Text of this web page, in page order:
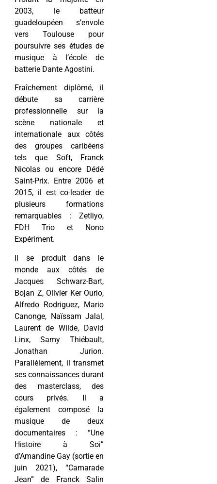
2003, le batteur
guadeloupéen s’envole
vers Toulouse pour
poursuivre ses études de
musique à l’école de
batterie Dante Agostini.
Fraîchement diplômé, il
débute sa carrière
professionnelle sur la
scène nationale et
internationale aux côtés
des groupes caribéens
tels que Soft, Franck
Nicolas ou encore Dédé
Saint-Prix. Entre 2006 et
2015, il est co-leader de
plusieurs formations
remarquables : Zetliyo,
FDH Trio et Nono
Expériment.
Il se produit dans le
monde aux côtés de
Jacques Schwarz-Bart,
Bojan Z, Olivier Ker Ourio,
Alfredo Rodriguez, Mario
Canonge, Naïssam Jalal,
Laurent de Wilde, David
Linx, Samy Thiébault,
Jonathan Jurion.
Parallèlement, il transmet
ses connaissances durant
des masterclass, des
cours privés. Il a
également composé la
musique de deux
documentaires : “Une
Histoire à Soi”
d’Amandine Gay (sortie en
juin 2021), “Camarade
Jean” de Franck Salin